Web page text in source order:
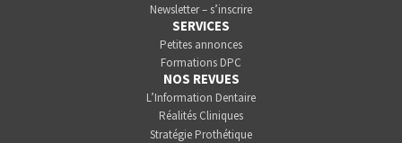
Newsletter – s’inscrire
SERVICES
Petites annonces
Formations DPC
NOS REVUES
L’Information Dentaire
Réalités Cliniques
Stratégie Prothétique